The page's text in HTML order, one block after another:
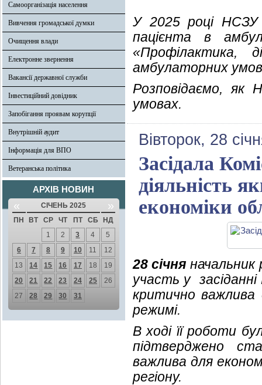
Самоорганізація населення
Вивчення громадської думки
Очищення влади
Електронне звернення
Вакансії державної служби
Інвестиційний довідник
Запобігання проявам корупції
Внутрішній аудит
Інформація для ВПО
Ветеранська політика
АРХІВ НОВИН
« СІЧЕНЬ 2025 »
ПН ВТ СР ЧТ ПТ СБ
НД
1
2 3 4
5
6
7 8 9 10 11
12
13
14 15 16 17 18
19
20
21 22 23 24 25
26
27
28 29 30 31
У 2025 році НСЗУ
пацієнта в
«Профілактика,
амбулаторних
Розповідаємо, як
умовах.
Вівторок, 28
Засідала
діяльність
економіки
28 січня начальник
участь у засіданні
критично важлива
режимі.
В ході її роботи
підтверджено
важлива для
регіону.